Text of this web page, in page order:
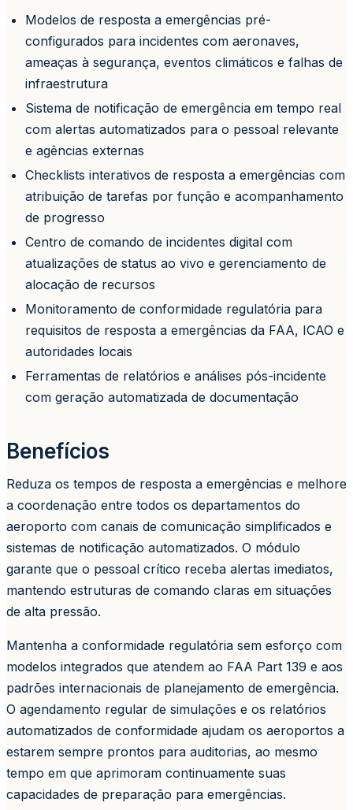
Modelos de resposta a emergências pré-
configurados para incidentes com aeronaves,
ameaças à segurança, eventos climáticos e falhas de
infraestrutura
Sistema de notificação de emergência em tempo real
com alertas automatizados para o pessoal relevante
e agências externas
Checklists interativos de resposta a emergências com
atribuição de tarefas por função e acompanhamento
de progresso
Centro de comando de incidentes digital com
atualizações de status ao vivo e gerenciamento de
alocação de recursos
Monitoramento de conformidade regulatória para
requisitos de resposta a emergências da FAA, ICAO e
autoridades locais
Ferramentas de relatórios e análises pós-incidente
com geração automatizada de documentação
Benefícios
Reduza os tempos de resposta a emergências e melhore
a coordenação entre todos os departamentos do
aeroporto com canais de comunicação simplificados e
sistemas de notificação automatizados. O módulo
garante que o pessoal crítico receba alertas imediatos,
mantendo estruturas de comando claras em situações
de alta pressão.
Mantenha a conformidade regulatória sem esforço com
modelos integrados que atendem ao FAA Part 139 e aos
padrões internacionais de planejamento de emergência.
O agendamento regular de simulações e os relatórios
automatizados de conformidade ajudam os aeroportos a
estarem sempre prontos para auditorias, ao mesmo
tempo em que aprimoram continuamente suas
capacidades de preparação para emergências.